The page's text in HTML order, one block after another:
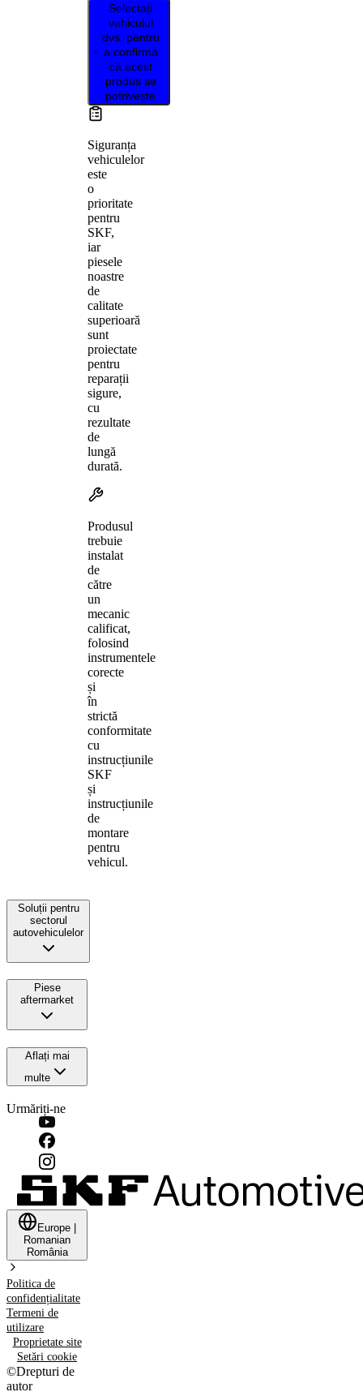
Selectați
vehiculul
dvs. pentru
a confirma
că acest
produs se
potrivește
Siguranța
vehiculelor
este
o
prioritate
pentru
SKF,
iar
piesele
noastre
de
calitate
superioară
sunt
proiectate
pentru
reparații
sigure,
cu
rezultate
de
lungă
durată.
Produsul
trebuie
instalat
de
către
un
mecanic
calificat,
folosind
instrumentele
corecte
și
în
strictă
conformitate
cu
instrucțiunile
SKF
și
instrucțiunile
de
montare
pentru
vehicul.
Soluții pentru
sectorul
autovehiculelor
Piese
aftermarket
Aflați mai
multe
Urmăriți-ne
Europe
Romanian
România
Politica de
confidențialitate
Termeni de
utilizare
Proprietate site
Setări cookie
©Drepturi de
autor